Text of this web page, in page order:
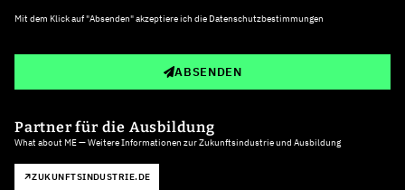
Mit dem Klick auf "Absenden" akzeptiere ich die Datenschutzbestimmungen
ABSENDEN
Partner für die Ausbildung
What about ME — Weitere Informationen zur Zukunftsindustrie und Ausbildung
ZUKUNFTSINDUSTRIE.DE